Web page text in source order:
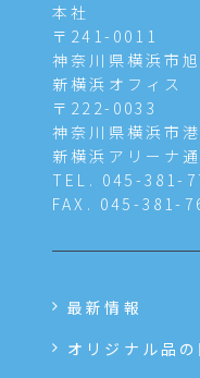
本社
〒241-0011
神奈川県横浜市
新横浜オフィス
〒222-0033
神奈川県横浜市
新横浜アリーナ
TEL. 045-381-
FAX. 045-381-
最新情報
オリジナル品